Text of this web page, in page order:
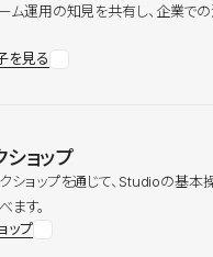
ム運用の知見を共有し、企業で
を見る
ョップ
ショップを通じて、Studioの基本
ます。
ップ